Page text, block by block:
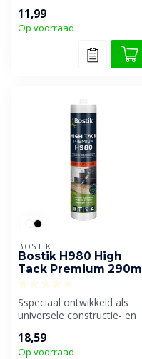
v...
11,99
Op voorraad
BOSTIK
Bostik H980 High
Tack Premium 290ml
Sspeciaal ontwikkeld als
universele constructie- en
aanvang...
18,59
Op voorraad